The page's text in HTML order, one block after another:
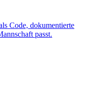
Code, dokumentierte
passt.